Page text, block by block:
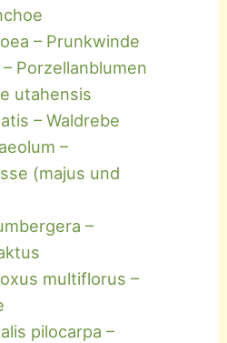
– Prunkwinde
Porzellanblumen
utahensis
– Waldrebe
–
(majus und
–
multiflorus –
pilocarpa –